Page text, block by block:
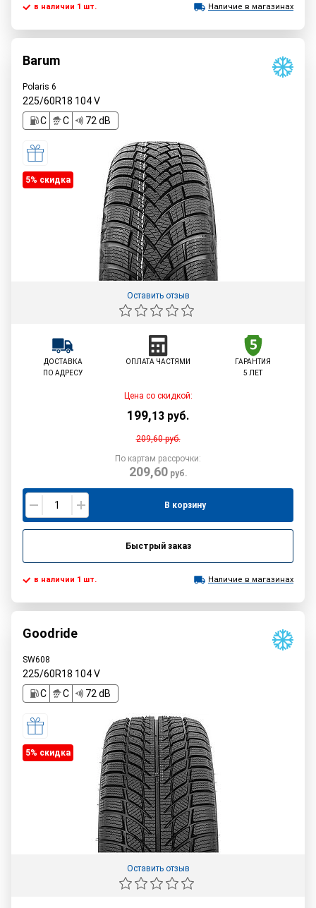
в наличии 1 шт. Наличие в магазинах
Barum
Polaris 6
225/60R18 104V
C
C 72 dB
5% cкидка
Оставить отзыв
ДОСТАВКА
ПО АДРЕСУ
ОПЛАТА ЧАСТЯМИ
ГАРАНТИЯ
5 ЛЕТ
Цена со скидкой:
199,13 руб.
209,60руб.
По картам рассрочки:
209,60руб.
В корзину
Быстрый заказ
в наличии 1 шт. Наличие в магазинах
Goodride
SW608
225/60R18 104V
C
C 72 dB
5% cкидка
Оставить отзыв